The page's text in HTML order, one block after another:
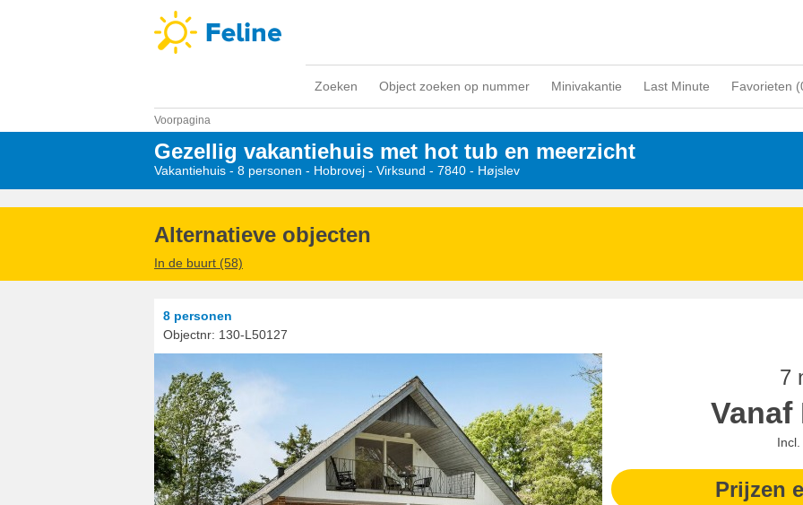
Zoeken Object zoeken op nummer Minivakantie Last Minute Favorieten (
Voorpagina
Gezellig vakantiehuis met hot tub en meerzicht
Vakantiehuis - 8 personen - Hobrovej - Virksund - 7840 - Højslev
Alternatieve objecten
In de buurt (58)
8 personen
Objectnr: 130-L50127
7
Vanaf
Prijzen